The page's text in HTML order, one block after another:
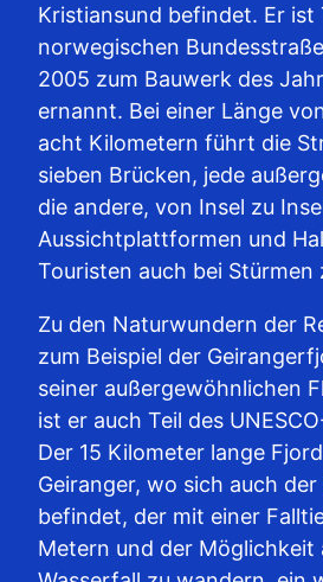
Kristiansund befindet. Er ist
norwegischen
2005 zum Bauwerk des
ernannt. Bei einer Länge
acht Kilometern führt die
sieben Brücken, jede
die andere, von Insel zu
Aussichtplattformen und
Touristen auch bei Stürmen
Zu den Naturwundern der
zum Beispiel der
seiner außergewöhnlichen
ist er auch Teil des
Der 15 Kilometer lange
Geiranger, wo sich auch
befindet, der mit einer
Metern und der Möglichkeit